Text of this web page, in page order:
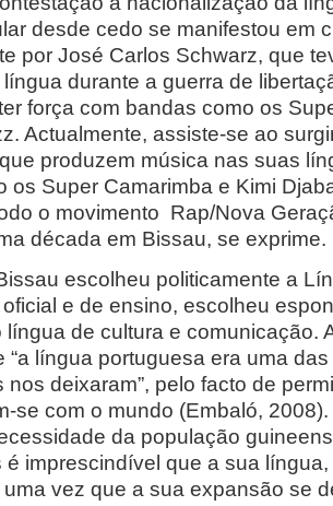
desde cedo se manifestou em
por José Carlos Schwarz, que
durante a guerra de
força com bandas como os
Actualmente, assiste-se ao
produzem música nas suas
os Super Camarimba e Kimi
o movimento Rap/Nova
década em Bissau, se exprime.
escolheu politicamente a
e de ensino, escolheu
língua de cultura e comunicação.
“a língua portuguesa era uma
nos deixaram”, pelo facto de
se com o mundo (Embaló,
da população
é imprescindível que a sua
vez que a sua expansão se